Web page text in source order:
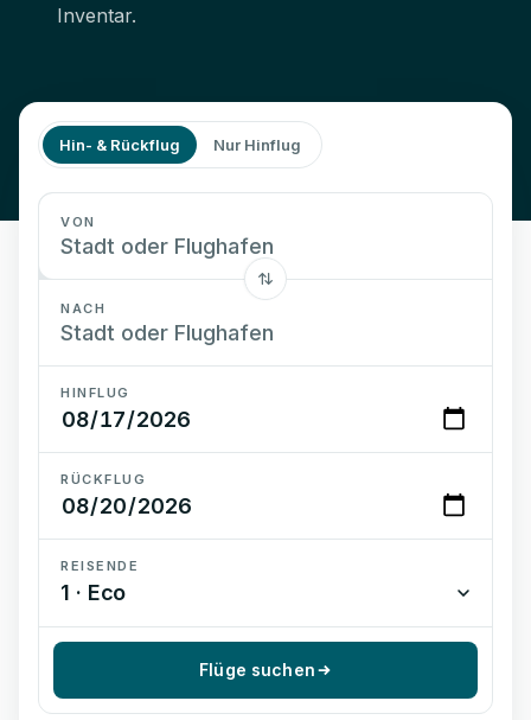
Inventar.
Hin- & Rückflug Nur Hinflug
VON
NACH
HINFLUG
RÜCKFLUG
REISENDE
1 · Eco
Flüge suchen